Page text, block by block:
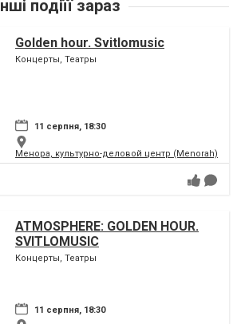
Інші подіїї зараз
Golden hour. Svitlomusic
Концерты, Театры
11 серпня, 18:30
Менора, культурно-деловой центр (Menorah)
ATMOSPHERE: GOLDEN HOUR.
SVITLOMUSIC
Концерты, Театры
11 серпня, 18:30